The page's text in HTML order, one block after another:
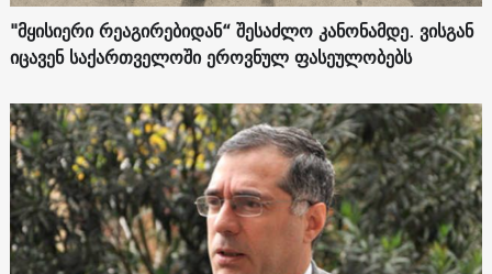
"მყისიერი რეაგირებიდან“ შესაძლო კანონამდე. ვისგან
იცავენ საქართველოში ეროვნულ ფასეულობებს